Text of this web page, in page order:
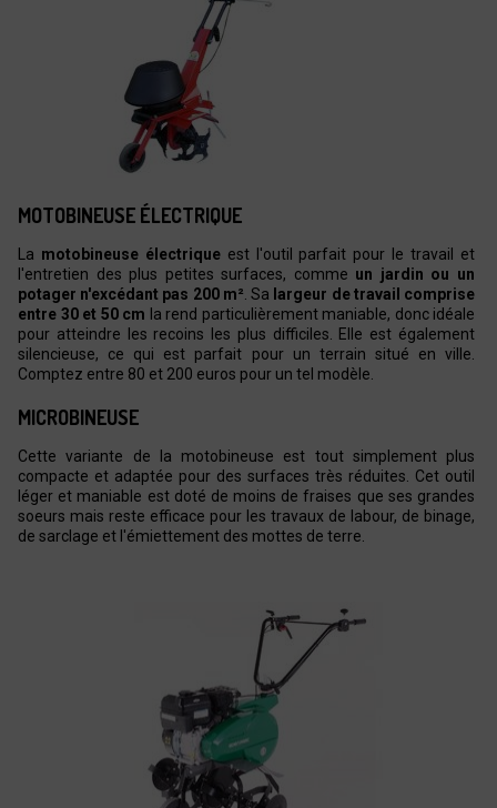
MOTOBINEUSE ÉLECTRIQUE
La motobineuse électriqueest l'outil parfait pour le travail et
l'entretien des plus petites surfaces, comme un jardin ou un
potager n'excédant pas 200 m² . Sa largeur de travail comprise
entre 30 et 50 cm la rend particulièrement maniable, donc idéale
pour atteindre les recoins les plus difficiles. Elle est également
silencieuse, ce qui est parfait pour un terrain situé en ville.
Comptez entre 80 et 200 euros pour un tel modèle.
MICROBINEUSE
Cette variante de la motobineuse est tout simplement plus
compacte et adaptée pour des surfaces très réduites. Cet outil
léger et maniable est doté de moins de fraises que ses grandes
soeurs mais reste efficace pour les travaux de labour, de binage,
de sarclage et l'émiettement des mottes de terre.